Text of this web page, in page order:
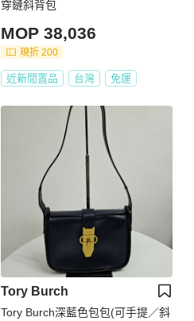
穿鏈斜背包
MOP 38,036
現折 200
近新閒置品 台灣 免運
Tory Burch
Tory Burch深藍色包包(可手提／斜